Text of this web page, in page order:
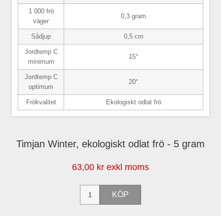
1 000 frö
väger
0,3 gram
Sådjup 0,5 cm
Jordtemp C
minimum
15°
Jordtemp C
optimum
20°
Frökvalitet Ekologiskt odlat frö
Timjan Winter, ekologiskt odlat frö - 5 gram
63,00 kr exkl moms